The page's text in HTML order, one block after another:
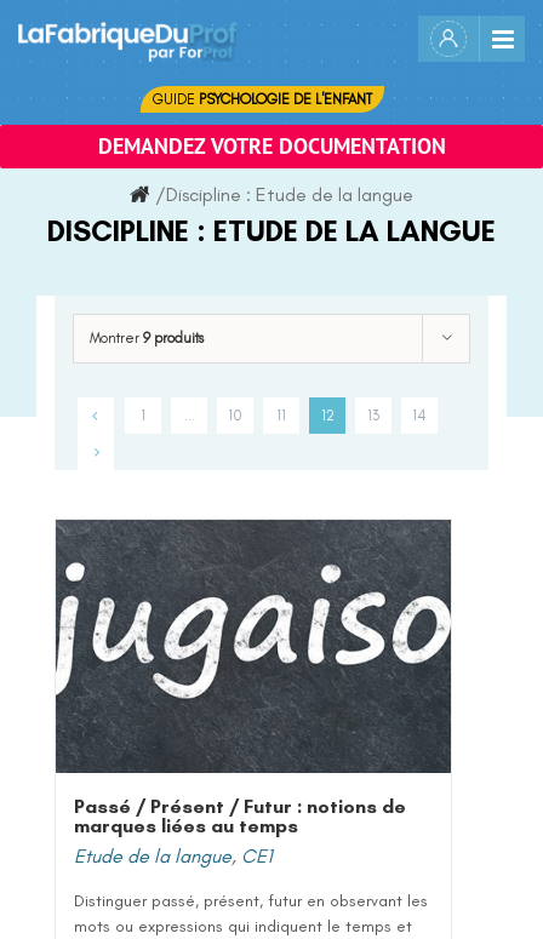
content
GUIDE PSYCHOLOGIE DE L'ENFANT
DEMANDEZ VOTRE DOCUMENTATION
/Discipline : Etude de la langue
DISCIPLINE : ETUDE DE LA LANGUE
Montrer 9 produits
1 10 11 12 13 14
Passé / Présent / Futur : notions de
marques liées au temps
Etude de la langue, CE1
Distinguer passé, présent, futur en observant les
mots ou expressions qui indiquent le temps et